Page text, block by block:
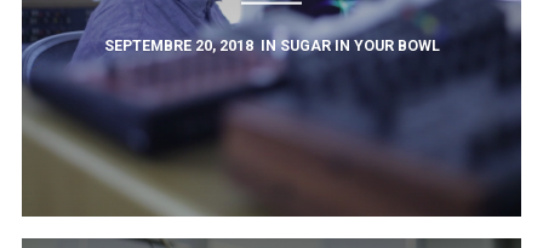
SEPTEMBRE 20, 2018 IN SUGAR IN YOUR BOWL